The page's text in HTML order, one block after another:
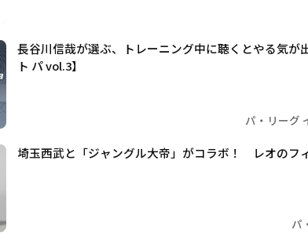
長谷川信哉が選ぶ、トレーニング中に聴くとやる気が
ト パ vol.3】
パ・リーグ
埼玉西武と「ジャングル大帝」がコラボ！ レオのフ
パ